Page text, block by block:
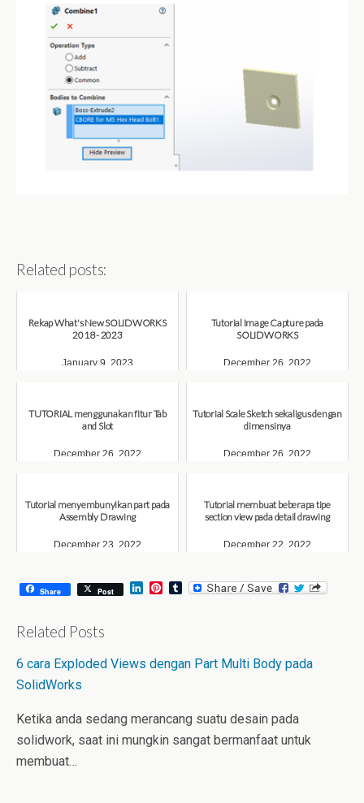
Related posts:
Rekap What's New SOLIDWORKS
2018 - 2023
January 9, 2023
Tutorial Image Capture pada
SOLIDWORKS
December 26, 2022
TUTORIAL menggunakan fitur Tab
and Slot
December 26, 2022
Tutorial Scale Sketch sekaligus dengan
dimensinya
December 26, 2022
Tutorial menyembunyikan part pada
Assembly Drawing
December 23, 2022
Tutorial membuat beberapa tipe
section view pada detail drawing
December 22, 2022
Share Post
L
I
P
e
T
Related Posts
6 cara Exploded Views dengan Part Multi Body pada
SolidWorks
Ketika anda sedang merancang suatu desain pada
solidwork, saat ini mungkin sangat bermanfaat untuk
membuat…